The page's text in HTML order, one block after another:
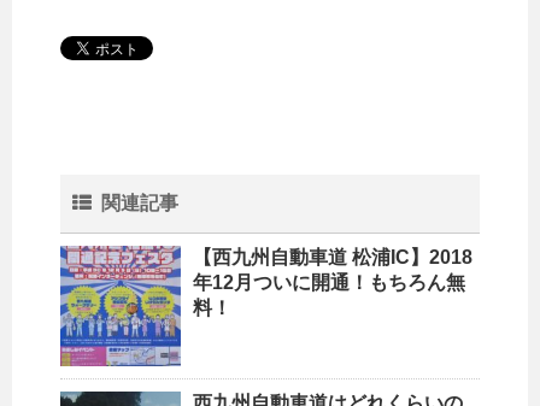
関連記事
【西九州自動車道 松浦IC】2018
年12月ついに開通！もちろん無
料！